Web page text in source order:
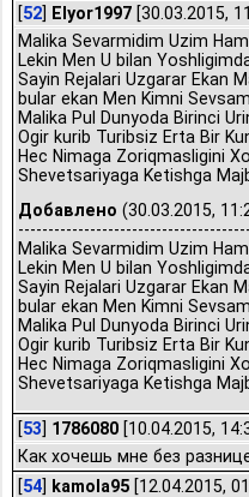
[52] Elyor1997 [30.03.2015,
Malika Sevarmidim Uzim
Lekin Men U bilan
Sayin Rejalari Uzgarar Ekan
bular ekan Men Kimni
Malika Pul Dunyoda Birinci
Ogir kurib Turibsiz Erta Bir
Hec Nimaga Zoriqmasligini
Shevetsariyaga Ketishga
Добавлено (30.03.2015,
Malika Sevarmidim Uzim
Lekin Men U bilan
Sayin Rejalari Uzgarar Ekan
bular ekan Men Kimni
Malika Pul Dunyoda Birinci
Ogir kurib Turibsiz Erta Bir
Hec Nimaga Zoriqmasligini
Shevetsariyaga Ketishga
[53] 1786080 [10.04.2015,
Как хочешь мне без
[54] kamola95 [12.04.2015,